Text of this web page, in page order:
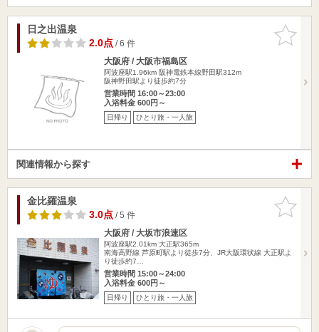
お気に入
りに追加
日之出温泉
2.0点/ 6 件
大阪府 / 大阪市福島区
阿波座駅1.96km 阪神電鉄本線野田駅312m
阪神野田駅より徒歩約7分
営業時間 16:00～23:00
入浴料金 600円～
日帰り ひとり旅・一人旅
関連情報から探す
お気に入
りに追加
金比羅温泉
3.0点/ 5 件
大阪府 / 大坂市浪速区
阿波座駅2.01km 大正駅365m
南海高野線 芦原町駅より徒歩7分、JR大阪環状線 大正駅よ
り徒歩約7…
営業時間 15:00～24:00
入浴料金 600円～
日帰り ひとり旅・一人旅